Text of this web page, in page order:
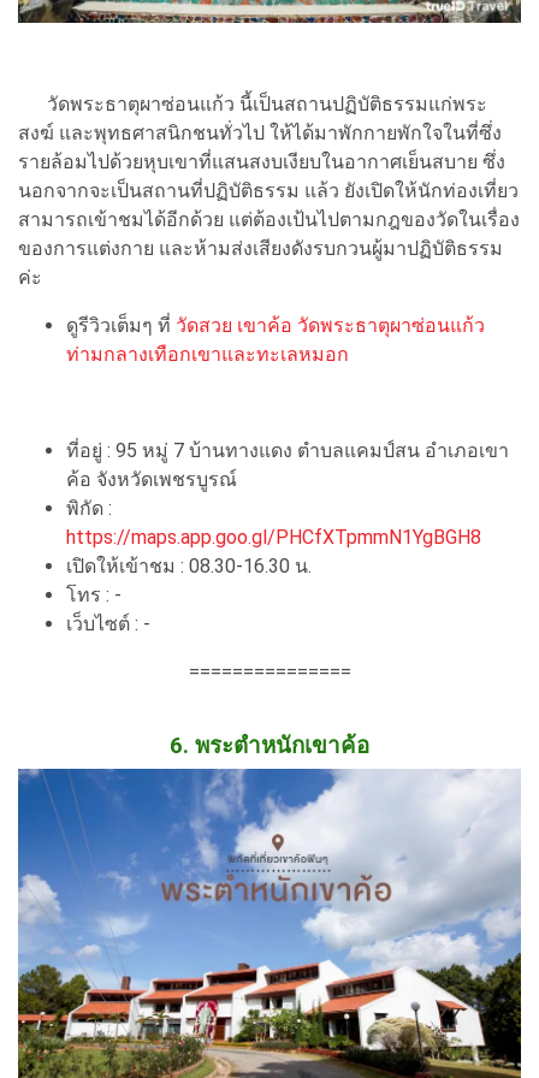
วัดพระธาตุผาซ่อนแก้ว นี้เป็นสถานปฏิบัติธรรมแก่พระ
สงฆ์ และพุทธศาสนิกชนทั่วไป ให้ได้มาพักกายพักใจในที่ซึ่ง
รายล้อมไปด้วยหุบเขาที่แสนสงบเงียบในอากาศเย็นสบาย ซึ่ง
นอกจากจะเป็นสถานที่ปฏิบัติธรรม แล้ว ยังเปิดให้นักท่องเที่ยว
สามารถเข้าชมได้อีกด้วย แต่ต้องเป้นไปตามกฎของวัดในเรื่อง
ของการแต่งกาย และห้ามส่งเสียงดังรบกวนผู้มาปฏิบัติธรรม
ค่ะ
ดูรีวิวเต็มๆ ที่ วัดสวย เขาค้อ วัดพระธาตุผาซ่อนแก้ว
ท่ามกลางเทือกเขาและทะเลหมอก
ที่อยู่ : 95 หมู่ 7 บ้านทางแดง ตำบลแคมป์สน อำเภอเขา
ค้อ จังหวัดเพชรบูรณ์
พิกัด :
https://maps.app.goo.gl/PHCfXTpmmN1YgBGH8
เปิดให้เข้าชม : 08.30-16.30 น.
โทร : -
เว็บไซต์ : -
===============
6. พระตำหนักเขาค้อ